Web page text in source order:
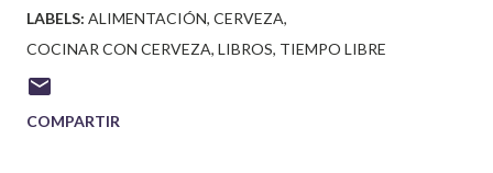
LABELS: ALIMENTACIÓN CERVEZA
COCINAR CON CERVEZA LIBROS TIEMPO LIBRE
COMPARTIR